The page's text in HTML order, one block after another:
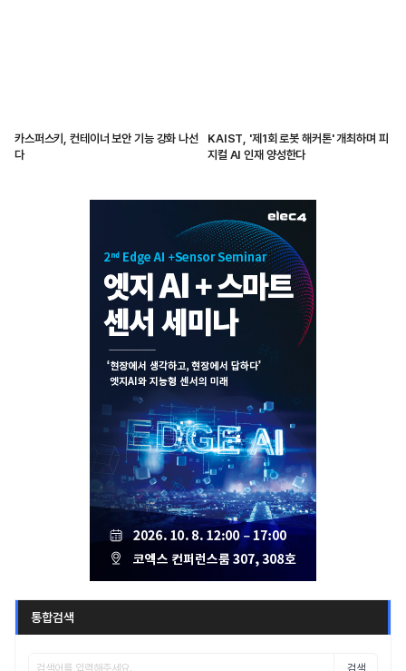
카스퍼스키, 컨테이너 보안 기능 강화 나선
다
KAIST, '제1회 로봇 해커톤' 개최하며 피
지컬 AI 인재 양성한다
통합검색